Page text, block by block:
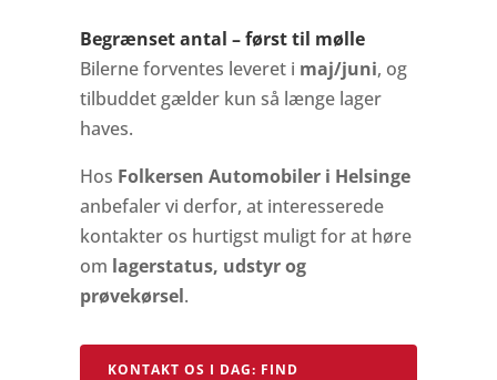
Begrænset antal – først til mølle
Bilerne forventes leveret i maj/juni, og
tilbuddet gælder kun så længe lager
haves.
Hos Folkersen Automobiler i Helsinge
anbefaler vi derfor, at interesserede
kontakter os hurtigst muligt for at høre
om lagerstatus, udstyr og
prøvekørsel.
KONTAKT OS I DAG: FIND